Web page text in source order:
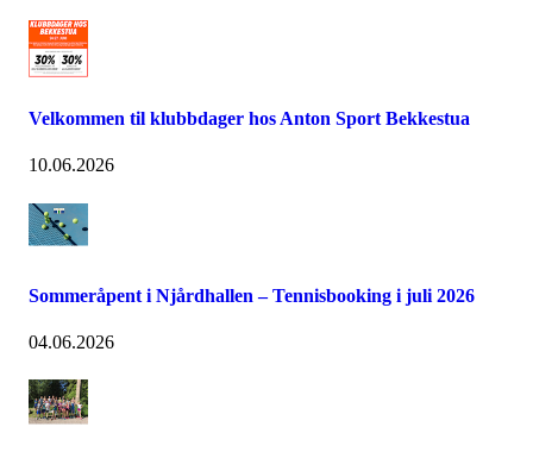
Velkommen til klubbdager hos Anton Sport Bekkestua
10.06.2026
Sommeråpent i Njårdhallen – Tennisbooking i juli 2026
04.06.2026